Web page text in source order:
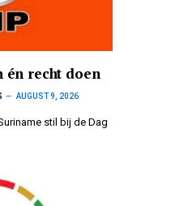
én recht doen
AUGUST 9, 2026
stil bij de Dag